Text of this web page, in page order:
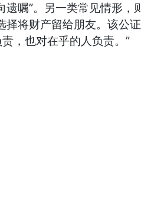
嘱”。另一类常见情形
将财产留给朋友。该公
，也对在乎的人负责。”